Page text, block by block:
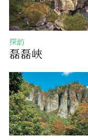
探訪
磊磊峽